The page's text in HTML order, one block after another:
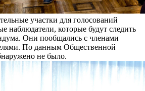
участки для голосований
наблюдатели, которые будут следить
Они пообщались с членами
По данным Общественной
не было.